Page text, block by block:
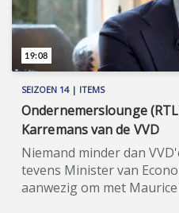
SEIZOEN 14 | ITEMS
Ondernemerslounge
Karremans van de VVD
Niemand minder dan
tevens Minister van
aanwezig om met
19:08